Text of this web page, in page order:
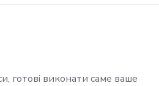
готові виконати саме ваше